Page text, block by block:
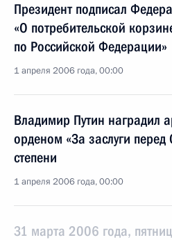
Президент подписал
«О потребительской
по Российской Федерации»
1 апреля 2006 года, 00:00
Владимир Путин наградил
орденом «За заслуги перед
степени
1 апреля 2006 года, 00:00
31 марта 2006 года,